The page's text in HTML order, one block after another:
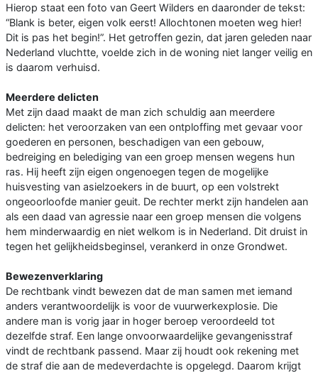
Hierop staat een foto van Geert Wilders en daaronder de tekst:
“Blank is beter, eigen volk eerst! Allochtonen moeten weg hier!
Dit is pas het begin!”. Het getroffen gezin, dat jaren geleden naar
Nederland vluchtte, voelde zich in de woning niet langer veilig en
is daarom verhuisd.
Meerdere delicten
Met zijn daad maakt de man zich schuldig aan meerdere
delicten: het veroorzaken van een ontploffing met gevaar voor
goederen en personen, beschadigen van een gebouw,
bedreiging en belediging van een groep mensen wegens hun
ras. Hij heeft zijn eigen ongenoegen tegen de mogelijke
huisvesting van asielzoekers in de buurt, op een volstrekt
ongeoorloofde manier geuit. De rechter merkt zijn handelen aan
als een daad van agressie naar een groep mensen die volgens
hem minderwaardig en niet welkom is in Nederland. Dit druist in
tegen het gelijkheidsbeginsel, verankerd in onze Grondwet.
Bewezenverklaring
De rechtbank vindt bewezen dat de man samen met iemand
anders verantwoordelijk is voor de vuurwerkexplosie. Die
andere man is vorig jaar in hoger beroep veroordeeld tot
dezelfde straf. Een lange onvoorwaardelijke gevangenisstraf
vindt de rechtbank passend. Maar zij houdt ook rekening met
de straf die aan de medeverdachte is opgelegd. Daarom krijgt